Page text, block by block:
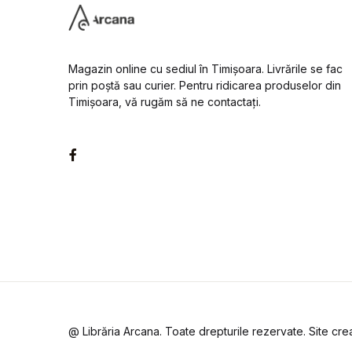
Magazin online cu sediul în Timișoara. Livrările se fac
prin poștă sau curier. Pentru ridicarea produselor din
Timișoara, vă rugăm să ne contactați.
@ Librăria Arcana. Toate drepturile rezervate. Site